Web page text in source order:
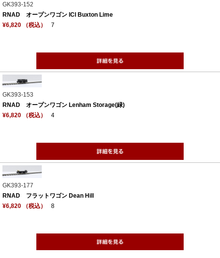
GK393-152
RNAD オープンワゴン ICI Buxton Lime
¥6,820 （税込）
7
GK393-153
RNAD オープンワゴン Lenham Storage(緑)
¥6,820 （税込）
4
GK393-177
RNAD フラットワゴン Dean Hill
¥6,820 （税込）
8